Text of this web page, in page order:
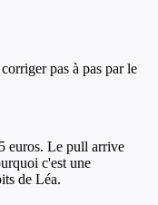
pas à pas par le
euros. Le pull arrive
c'est une
de Léa.